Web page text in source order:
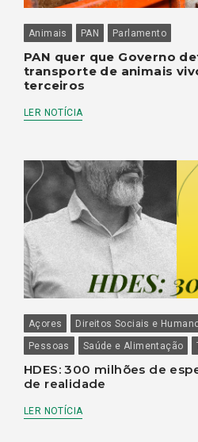
Animais PAN Parlamento
PAN quer que Governo
transporte de animais
terceiros
LER NOTÍCIA
Açores Direitos Sociais e
Pessoas
Saúde e Alimentação
HDES: 300 milhões de
de realidade
LER NOTÍCIA